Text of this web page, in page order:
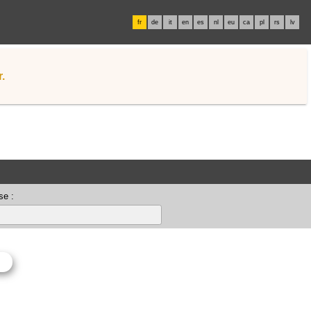
fr de it en es nl eu ca pl rs lv
: